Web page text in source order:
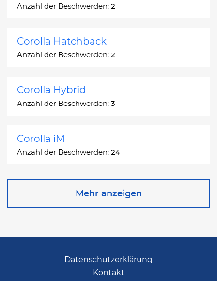
Anzahl der Beschwerden: 2
Corolla Hatchback
Anzahl der Beschwerden: 2
Corolla Hybrid
Anzahl der Beschwerden: 3
Corolla iM
Anzahl der Beschwerden: 24
Corona Station Wagon
Mehr anzeigen
Datenschutzerklärung
Kontakt